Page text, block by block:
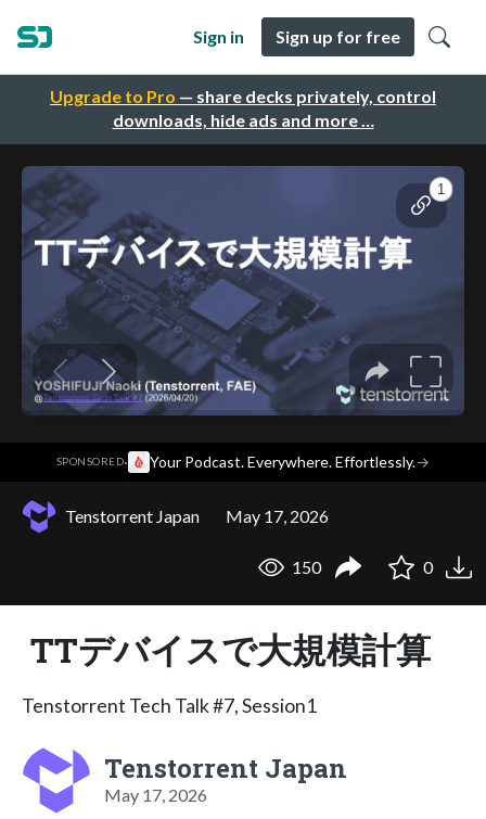
Upgrade to Pro — share decks privately, control
downloads, hide ads and more …
Sign in Sign up for free
SPONSORED· Your Podcast. Everywhere. Effortlessly.→
Tenstorrent Japan May 17, 2026
150 0
TTデバイスで大規模計算
Tenstorrent Tech Talk #7, Session1
Tenstorrent Japan
May 17, 2026